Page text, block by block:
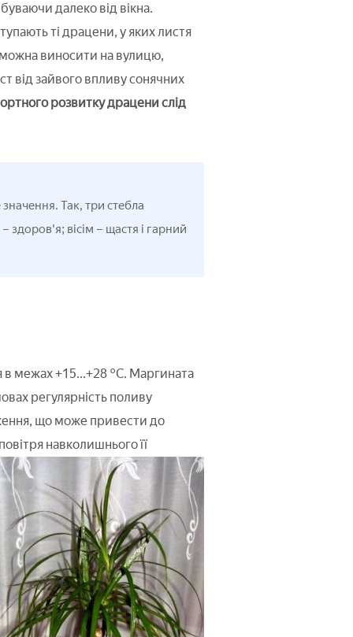
далеко від вікна.
ті драцени, у яких листя
виносити на вулицю,
від зайвого впливу сонячних
розвитку драцени слід
Так, три стебла
здоров'я; вісім – щастя і гарний
межах +15...+28 °C. Маргината
регулярність поливу
що може привести до
навколишнього її